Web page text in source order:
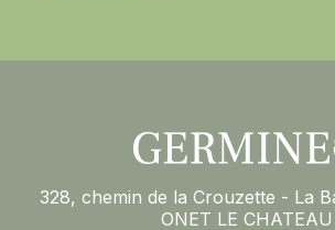
328, chemin de la Crouzette - La
ONET LE CHATEAU